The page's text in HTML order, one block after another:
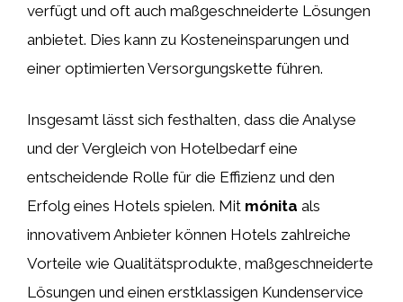
verfügt und oft auch maßgeschneiderte Lösungen
anbietet. Dies kann zu Kosteneinsparungen und
einer optimierten Versorgungskette führen.
Insgesamt lässt sich festhalten, dass die Analyse
und der Vergleich von Hotelbedarf eine
entscheidende Rolle für die Effizienz und den
Erfolg eines Hotels spielen. Mit mónita als
innovativem Anbieter können Hotels zahlreiche
Vorteile wie Qualitätsprodukte, maßgeschneiderte
Lösungen und einen erstklassigen Kundenservice